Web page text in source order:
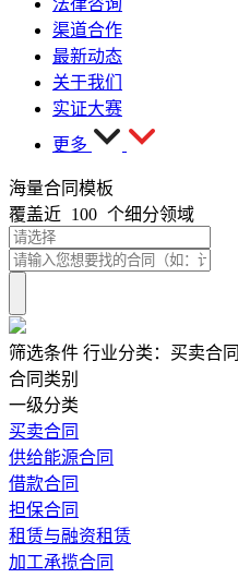
法律咨询
渠道合作
最新动态
关于我们
实证大赛
更多
海量合同模板
覆盖近 100 个细分领域
筛选条件 行业分类： 买卖合同
合同类别
一级分类
买卖合同
供给能源合同
借款合同
担保合同
租赁与融资租赁
加工承揽合同